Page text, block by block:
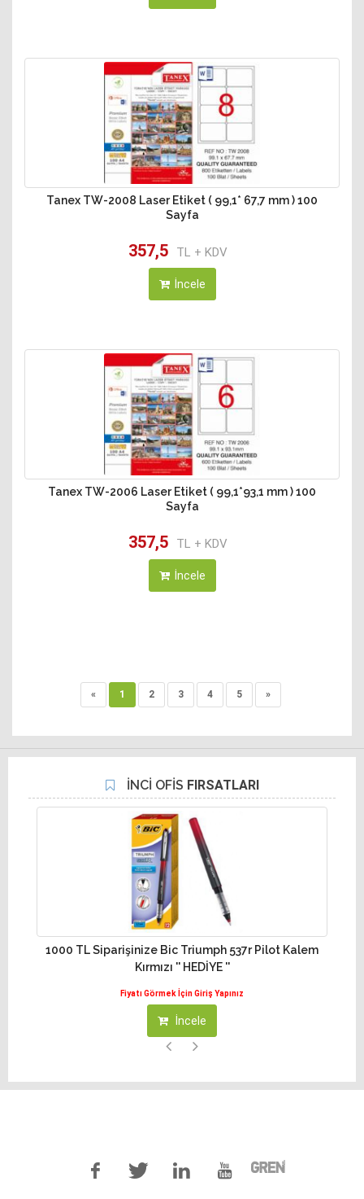
Tanex TW-2008 Laser Etiket ( 99,1* 67,7 mm ) 100
Sayfa
357,5 TL + KDV
İncele
Tanex TW-2006 Laser Etiket ( 99,1*93,1 mm ) 100
Sayfa
357,5 TL + KDV
İncele
« 1 2 3 4 5 »
İNCİ OFİS FIRSATLARI
1000 TL Siparişinize Bic Triumph 537r Pilot Kalem
Kırmızı '' HEDİYE ''
Fiyatı Görmek İçin Giriş Yapınız
İncele